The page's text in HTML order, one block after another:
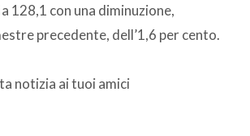
128,1 con una diminuzione,
precedente, dell’1,6 per cento.
notizia ai tuoi amici